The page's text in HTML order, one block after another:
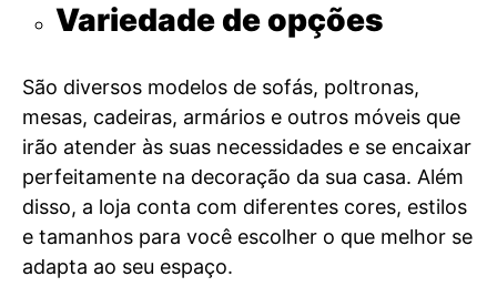
Variedade de opções
São diversos modelos de sofás, poltronas,
mesas, cadeiras, armários e outros móveis que
irão atender às suas necessidades e se encaixar
perfeitamente na decoração da sua casa. Além
disso, a loja conta com diferentes cores, estilos
e tamanhos para você escolher o que melhor se
adapta ao seu espaço.